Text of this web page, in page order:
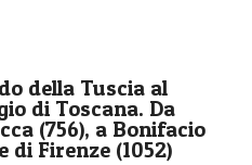
della Tuscia al
di Toscana. Da
(756), a Bonifacio
di Firenze (1052)